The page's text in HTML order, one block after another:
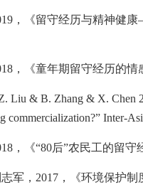
，《留守经历与精神健
，《童年期留守经历的
Liu & B. Zhang & X. Chen
commercialization?” Inter-
，《“80后”农民工的留守
军， 2017 ，《环境保护